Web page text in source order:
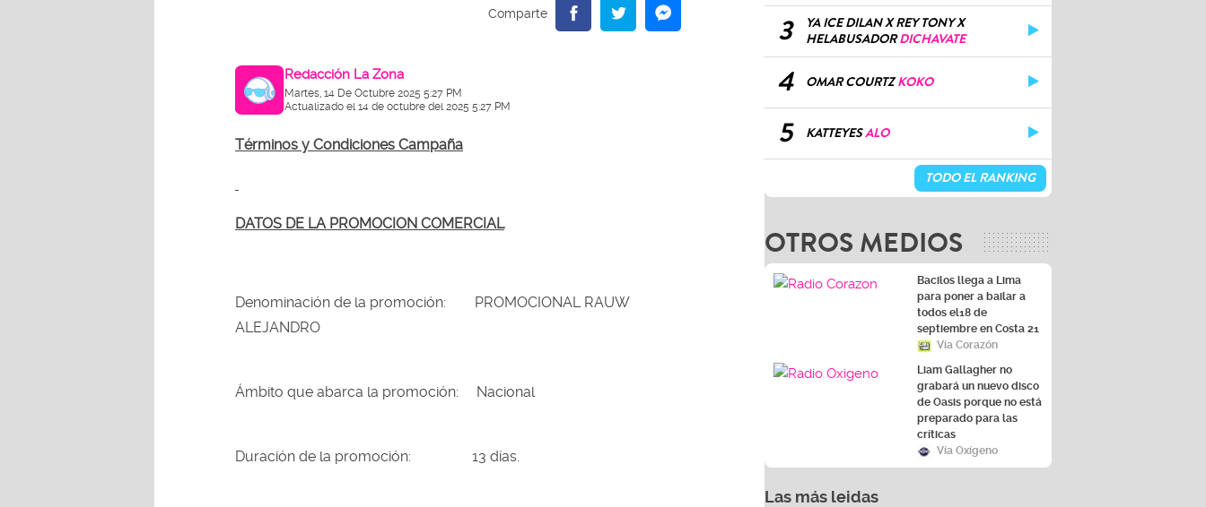
Redacción La Zona
Martes, 14 De Octubre 2025 5:27 PM
Actualizado el 14 de octubre del 2025 5:27 PM
Términos y Condiciones Campaña
DATOS DE LA PROMOCION COMERCIAL
Denominación de la promoción: PROMOCIONAL RAUW
ALEJANDRO
Ámbito que abarca la promoción: Nacional
Duración de la promoción: 13 días.
3
YA ICE DILAN X REY TONY X
HELABUSADORDICHAVATE
4 OMAR COURTZKOKO
5 KATTEYESALO
TODO EL RANKING
OTROS MEDIOS
Bacilos llega a Lima
para poner a bailar a
todos el18 de
septiembre en Costa 21
Vía Corazón
Liam Gallagher no
grabará un nuevo disco
de Oasis porque no está
preparado para las
críticas
Vía Oxígeno
Las más leidas